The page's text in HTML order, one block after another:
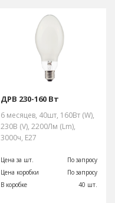
ДРВ 230-160 Вт
6 месяцев, 40шт, 160Вт (W),
230В (V), 2200Лм (Lm),
3000ч, E27
Цена за шт.
По запросу
Цена коробки
По запросу
В коробке
40 шт.